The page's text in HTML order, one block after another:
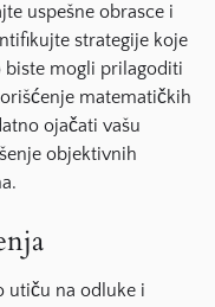
uspešne obrasce i
strategije koje
biste mogli prilagoditi
matematičkih
ojačati vašu
objektivnih
utiču na odluke i